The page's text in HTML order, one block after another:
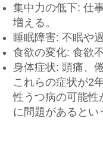
集中力の低下: 仕
増える。
睡眠障害: 不眠や
食欲の変化: 食欲
身体症状: 頭痛、
これらの症状が2
性うつ病の可能性
に問題があるとい